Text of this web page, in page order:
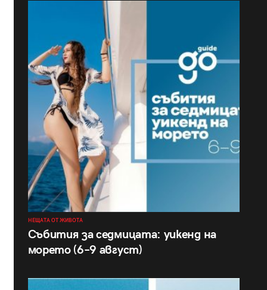
НЕЩАТА ОТ ЖИВОТА
Събития за седмицата: уикенд на
морето (6–9 август)